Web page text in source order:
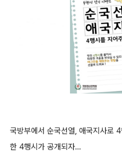
국방부에서 순국선열, 애국지사로
한 4행시가 공개되자...